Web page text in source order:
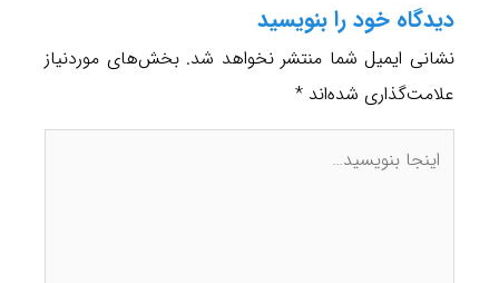
در سال ۱۸۹۶ شهر هایدلبرگ، دفاتر مرکزی کارخانه هام با نام
کمپانی ماشین آلات سریع الف هام هایدلبرگ را در .
دیدگاه‌ خود را بنویسید
نشانی ایمیل شما منتشر نخواهد شد. بخش‌های موردنیاز
علامت‌گذاری شده‌اند *